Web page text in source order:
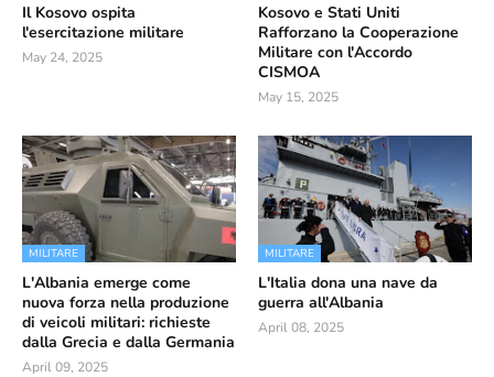
Il Kosovo ospita
l'esercitazione militare
May 24, 2025
Kosovo e Stati Uniti
Rafforzano la Cooperazione
Militare con l'Accordo
CISMOA
May 15, 2025
MILITARE
L'Albania emerge come
nuova forza nella produzione
di veicoli militari: richieste
dalla Grecia e dalla Germania
April 09, 2025
MILITARE
L'Italia dona una nave da
guerra all'Albania
April 08, 2025